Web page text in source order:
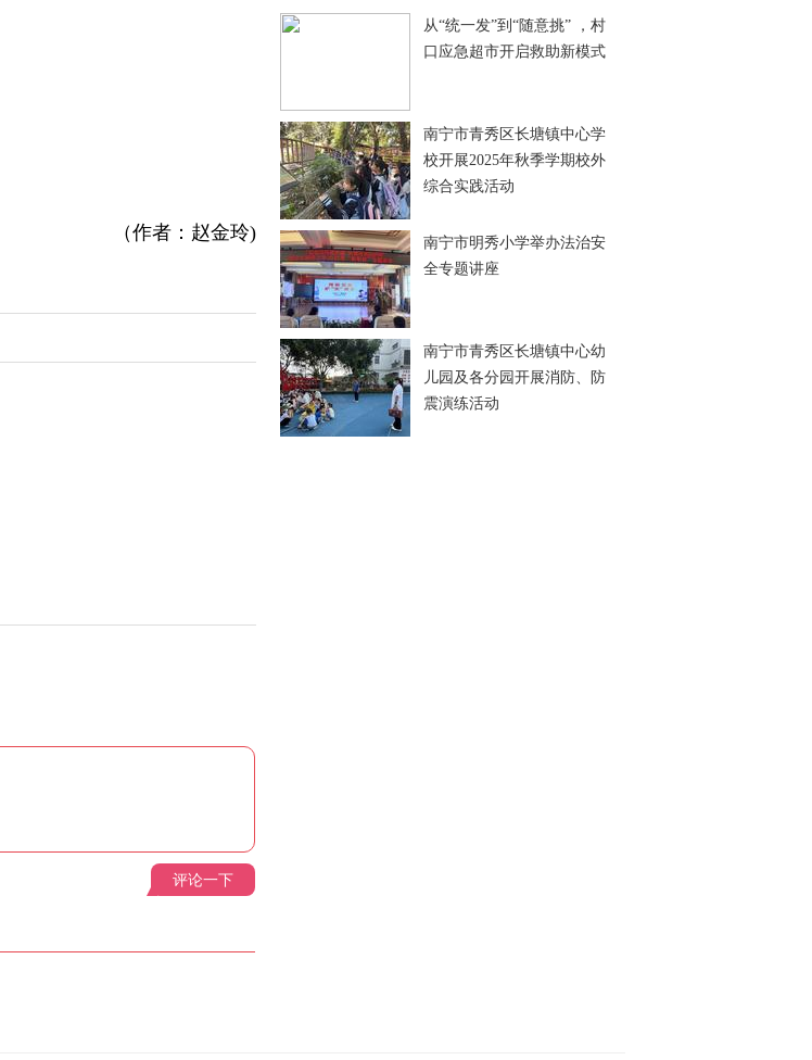
（作者：赵金玲)
评论一下
从“统一发”到“随意挑” ，村
口应急超市开启救助新模式
南宁市青秀区长塘镇中心学
校开展2025年秋季学期校外
综合实践活动
南宁市明秀小学举办法治安
全专题讲座
南宁市青秀区长塘镇中心幼
儿园及各分园开展消防、防
震演练活动